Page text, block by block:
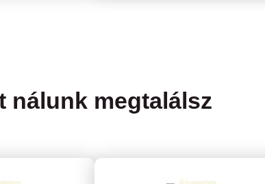
nálunk megtalálsz